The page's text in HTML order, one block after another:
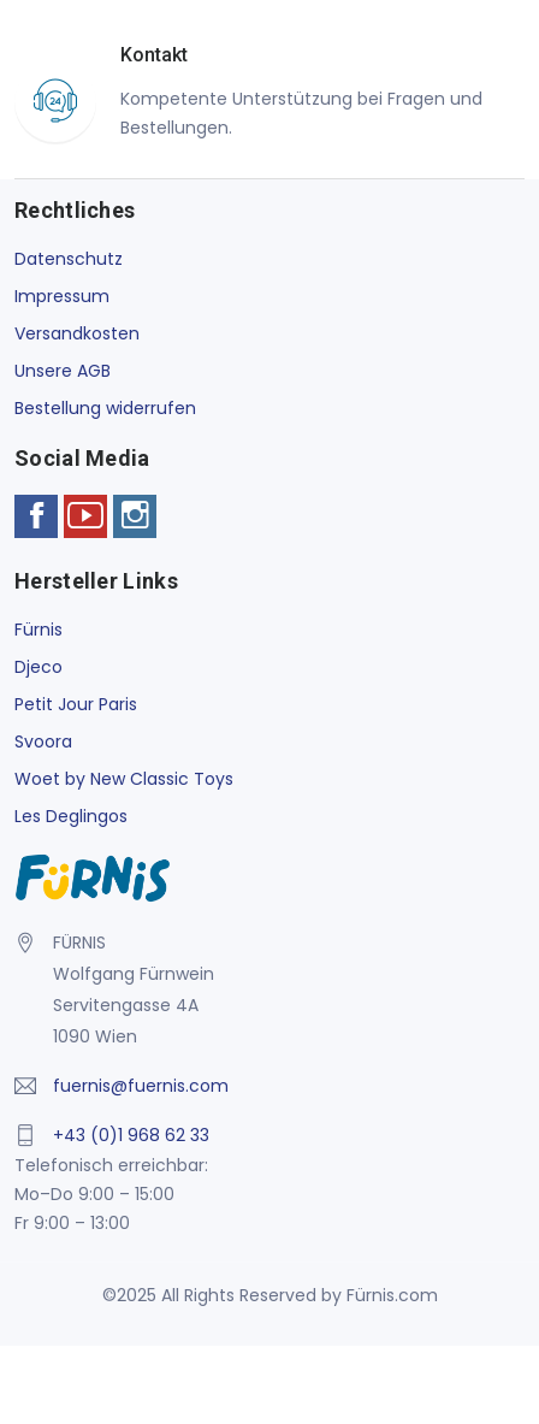
Kontakt
Kompetente Unterstützung bei Fragen und
Bestellungen.
Rechtliches
Datenschutz
Impressum
Versandkosten
Unsere AGB
Bestellung widerrufen
Social Media
Hersteller Links
Fürnis
Djeco
Petit Jour Paris
Svoora
Woet by New Classic Toys
Les Deglingos
FÜRNIS
Wolfgang Fürnwein
Servitengasse 4A
1090 Wien
fuernis@fuernis.com
+43 (0)1 968 62 33
Telefonisch erreichbar:
Mo–Do 9:00 – 15:00
Fr 9:00 – 13:00
©2025 All Rights Reserved by Fürnis.com